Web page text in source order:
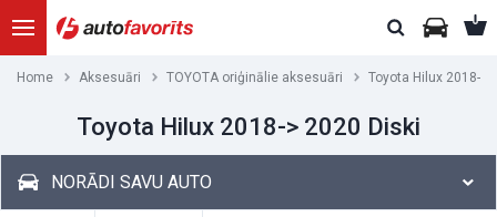
Home Aksesuāri TOYOTA oriģinālie aksesuāri Toyota Hilux 2018->
Toyota Hilux 2018-> 2020 Diski
NORĀDI SAVU AUTO